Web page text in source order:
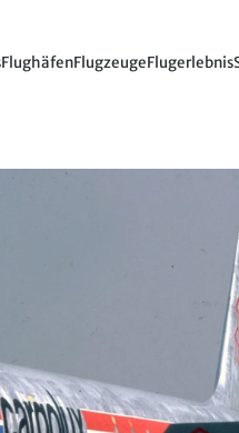
FlughäfenFlugzeugeFlugerlebnis